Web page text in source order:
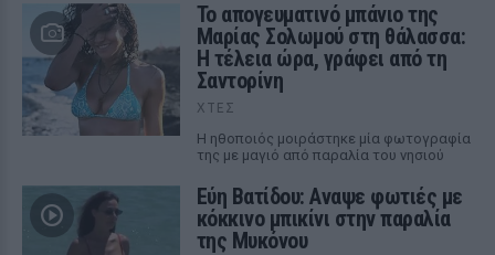
Το απογευματινό μπάνιο της
Μαρίας Σολωμού στη θάλασσα:
Η τέλεια ώρα, γράφει από τη
Σαντορίνη
ΧΤΕΣ
Η ηθοποιός μοιράστηκε μία φωτογραφία
της με μαγιό από παραλία του νησιού
Εύη Βατίδου: Αναψε φωτιές με
κόκκινο μπικίνι στην παραλία
της Μυκόνου